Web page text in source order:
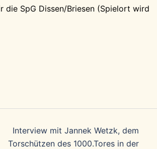
die SpG Dissen/Briesen (Spielort wird
Interview mit Jannek Wetzk, dem
Torschützen des 1000.Tores in der